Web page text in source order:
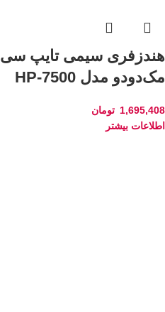
هندزفری سیمی تایپ سی
مک‌دودو مدل HP-7500
1,695,408 تومان
اطلاعات بیشتر